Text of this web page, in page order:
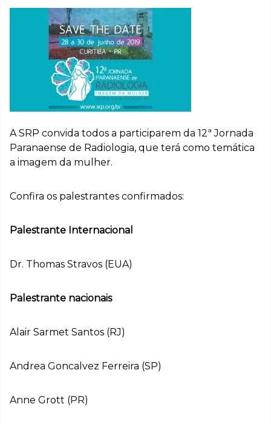
A SRP convida todos a participarem da 12ª Jornada
Paranaense de Radiologia, que terá como temática
a imagem da mulher.
Confira os palestrantes confirmados:
Palestrante Internacional
Dr. Thomas Stravos (EUA)
Palestrante nacionais
Alair Sarmet Santos (RJ)
Andrea Goncalvez Ferreira (SP)
Anne Grott (PR)